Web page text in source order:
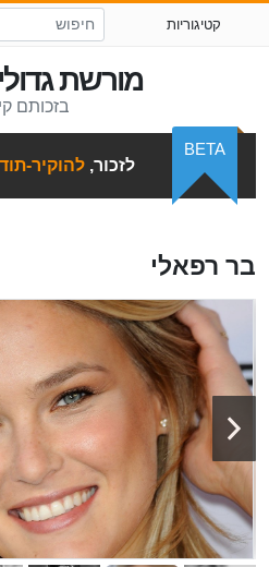
קטיגוריות
מורשת
בזכותם
לזכור,להוקיר-
BETA
בר רפאלי